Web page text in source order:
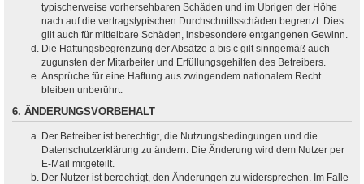
typischerweise vorhersehbaren Schäden und im Übrigen der Höhe
nach auf die vertragstypischen Durchschnittsschäden begrenzt. Dies
gilt auch für mittelbare Schäden, insbesondere entgangenen Gewinn.
Die Haftungsbegrenzung der Absätze a bis c gilt sinngemäß auch
zugunsten der Mitarbeiter und Erfüllungsgehilfen des Betreibers.
Ansprüche für eine Haftung aus zwingendem nationalem Recht
bleiben unberührt.
6. ÄNDERUNGSVORBEHALT
Der Betreiber ist berechtigt, die Nutzungsbedingungen und die
Datenschutzerklärung zu ändern. Die Änderung wird dem Nutzer per
E-Mail mitgeteilt.
Der Nutzer ist berechtigt, den Änderungen zu widersprechen. Im Falle